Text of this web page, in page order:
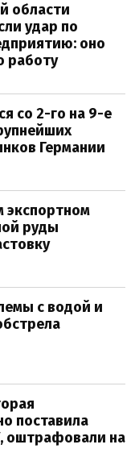
области
удар по
оно
работу
со 2-го на 9-е
Германии
экспортном
руды
с водой и
поставила
оштрафовали на